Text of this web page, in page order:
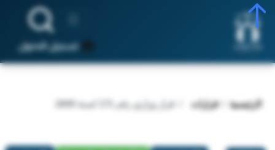
تسجيل الدخول
الرئيسية قرارات قرار وزاري رقم 171 لسنة 2009